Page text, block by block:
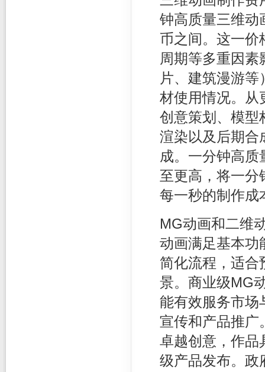
钟高质量三维动
币之间。这一价
周期等多重因
片、建筑漫游
材使用情况。从
创意策划、模型
渲染以及后期合
成。一分钟高质
至更高，将一分
每一秒的制作成
MG动画和二维
动画满足基本功
简化流程，适合
景。商业级MG
能有效服务市场
宣传和产品推广
卓越创意，作品
级产品发布。政